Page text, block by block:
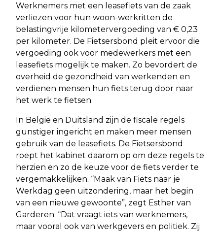
Werknemers met een leasefiets van de zaak
verliezen voor hun woon-werkritten de
belastingvrije kilometervergoeding van € 0,23
per kilometer. De Fietsersbond pleit ervoor die
vergoeding ook voor medewerkers met een
leasefiets mogelijk te maken. Zo bevordert de
overheid de gezondheid van werkenden en
verdienen mensen hun fiets terug door naar
het werk te fietsen.
In België en Duitsland zijn de fiscale regels
gunstiger ingericht en maken meer mensen
gebruik van de leasefiets. De Fietsersbond
roept het kabinet daarom op om deze regels te
herzien en zo de keuze voor de fiets verder te
vergemakkelijken. “Maak van Fiets naar je
Werkdag geen uitzondering, maar het begin
van een nieuwe gewoonte”, zegt Esther van
Garderen. “Dat vraagt iets van werknemers,
maar vooral ook van werkgevers en politiek. Zij